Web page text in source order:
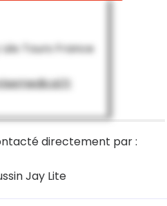
Lés Tours France
directement par :
Jay Lite